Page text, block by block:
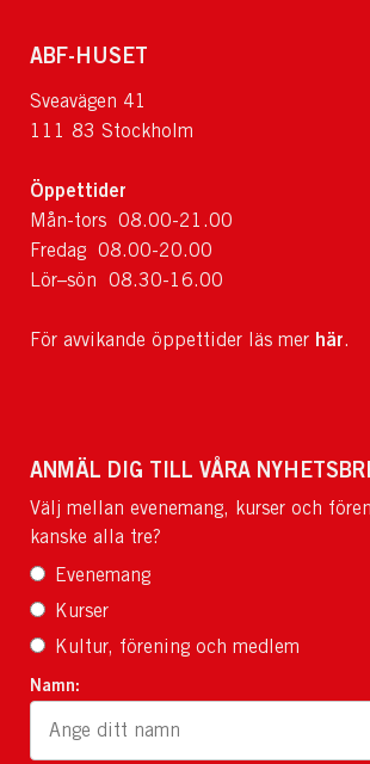
ABF-HUSET
Sveavägen 41
111 83 Stockholm
Öppettider
Mån-tors 08.00-21.00
Fredag 08.00-20.00
Lör–sön 08.30-16.00
För avvikande öppettider läs mer här.
ANMÄL DIG TILL VÅRA
Välj mellan evenemang, kurser och
kanske alla tre?
Evenemang
Kurser
Kultur, förening och medlem
Namn: